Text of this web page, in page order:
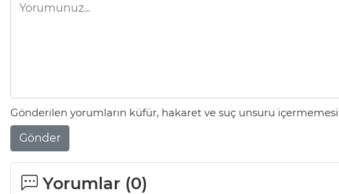
Gönderilen yorumların küfür, hakaret ve suç unsuru içermemesi
Gönder
Yorumlar (0)